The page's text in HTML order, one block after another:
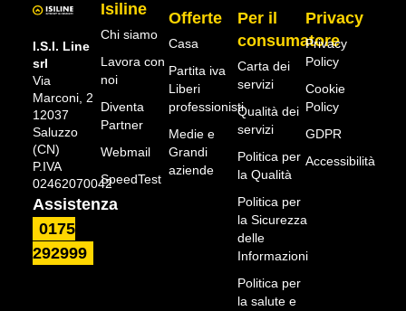
I.S.I. Line
srl
Via
Marconi, 2
12037
Saluzzo
(CN)
P.IVA
02462070042
Assistenza
0175
292999
Isiline
Chi siamo
Lavora con
noi
Diventa
Partner
Webmail
SpeedTest
Offerte
Casa
Partita iva
Liberi
professionisti
Medie e
Grandi
aziende
Per il
consumatore
Carta dei
servizi
Qualità dei
servizi
Politica per
la Qualità
Politica per
la Sicurezza
delle
Informazioni
Politica per
la salute e
Privacy
Privacy
Policy
Cookie
Policy
GDPR
Accessibilità